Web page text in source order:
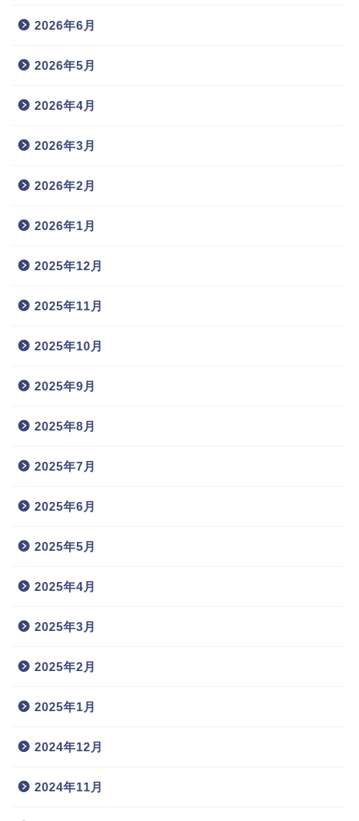
2026年6月
2026年5月
2026年4月
2026年3月
2026年2月
2026年1月
2025年12月
2025年11月
2025年10月
2025年9月
2025年8月
2025年7月
2025年6月
2025年5月
2025年4月
2025年3月
2025年2月
2025年1月
2024年12月
2024年11月